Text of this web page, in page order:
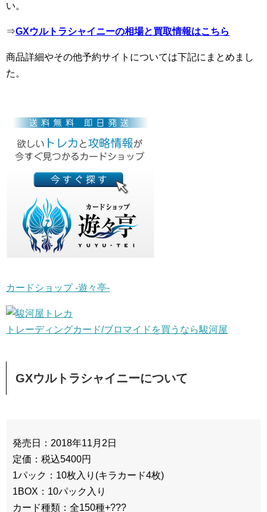
い。
⇒GXウルトラシャイニーの相場と買取情報はこちら
商品詳細やその他予約サイトについては下記にまとめまし
た。
カードショップ -遊々亭-
トレーディングカード/ブロマイドを買うなら駿河屋
GXウルトラシャイニーについて
発売日：2018年11月2日
定価：税込5400円
1パック：10枚入り(キラカード4枚)
1BOX：10パック入り
カード種類：全150種+???